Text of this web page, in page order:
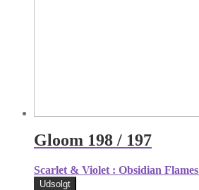
Gloom 198 / 197
Scarlet & Violet : Obsidian Flames
Udsolgt